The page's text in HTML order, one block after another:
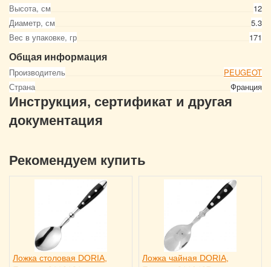
Высота, см
12
Диаметр, см
5.3
Вес в упаковке, гр
171
Общая информация
Производитель
PEUGEOT
Страна
Франция
Инструкция, сертификат и другая
документация
Рекомендуем купить
Ложка столовая DORIA,
Ложка чайная DORIA,